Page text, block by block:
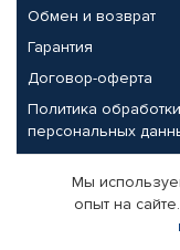
Обмен и возврат
Гарантия
Договор-оферта
Политика обработки
персональных
Партнерам
Корпоративным
Мы
опыт на